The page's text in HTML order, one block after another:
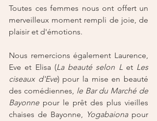
Toutes ces femmes nous ont offert un
merveilleux moment rempli de joie, de
plaisir et d'émotions.
Nous remercions également Laurence,
Eve et Elisa (La beauté selon L et Les
ciseaux d'Eve) pour la mise en beauté
des comédiennes, le Bar du Marché de
Bayonne pour le prêt des plus vieilles
chaises de Bayonne, Yogabaiona pour